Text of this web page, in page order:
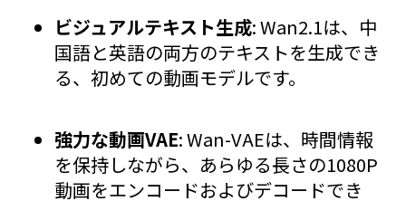
ビジュアルテキスト生成: Wan2.1は、中
国語と英語の両方のテキストを生成でき
る、初めての動画モデルです。
強力な動画VAE: Wan-VAEは、時間情報
を保持しながら、あらゆる長さの1080P
動画をエンコードおよびデコードでき